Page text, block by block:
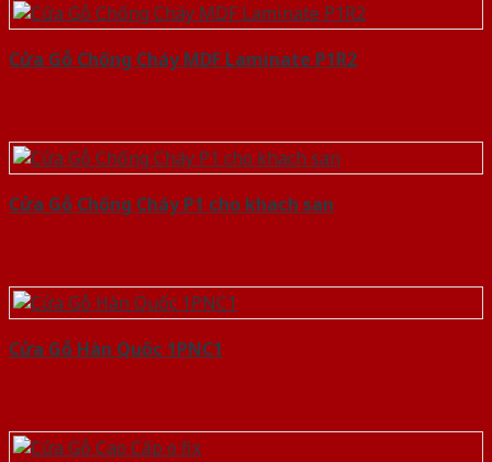
Cửa Gỗ Chống Cháy MDF Laminate P1R2
Cửa Gỗ Chống Cháy P1 cho khach san
Cửa Gỗ Hàn Quốc 1PNC1